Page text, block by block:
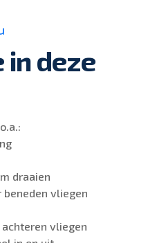
in deze
draaien
beneden vliegen
vliegen